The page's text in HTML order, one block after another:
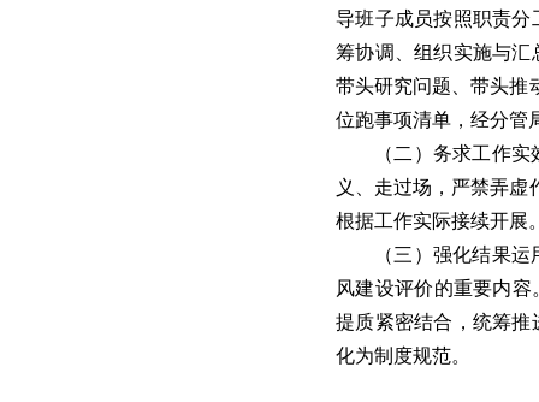
导班子成员按照职责分
筹协调、组织实施与汇
带头研究问题、带头推
位跑事项清单，经分管
（二）务求工作
义、走过场，严禁弄虚
根据工作实际接续开展
（三）强化结果
风建设评价的重要内
提质紧密结合，统筹推
化为制度规范。